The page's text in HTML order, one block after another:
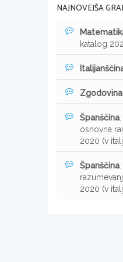
NAJNOVEJŠA
katalog
Zgodovina
Španščina
osnovna
2020 (v
Španščina
2020 (v